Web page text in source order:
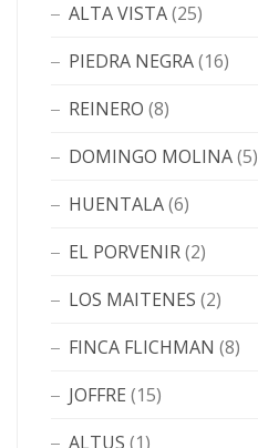
ALTA VISTA(25)
PIEDRA NEGRA(16)
REINERO (8)
DOMINGO MOLINA(5)
HUENTALA(6)
EL PORVENIR(2)
LOS MAITENES (2)
FINCA FLICHMAN (8)
JOFFRE (15)
ALTUS (1)